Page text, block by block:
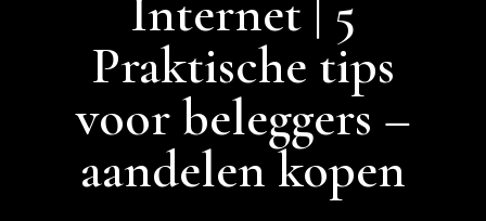
Internet | 5
Praktische tips
voor beleggers –
aandelen kopen